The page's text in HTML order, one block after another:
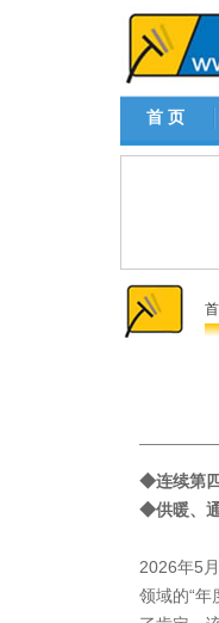
首 页
◆连续第
◆供暖、
2026年5
领域的“年